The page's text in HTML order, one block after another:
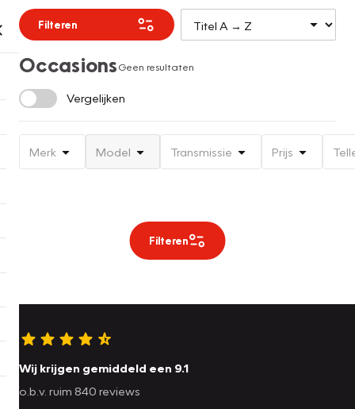
Filteren
OccasionsGeen resultaten
Vergelijken
Merk Model Transmissie Prijs
Filteren
Wij krijgen gemiddeld een 9.1
o.b.v. ruim 840 reviews